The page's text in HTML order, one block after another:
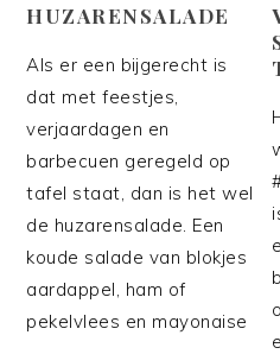
HUZARENSALADE
Als er een bijgerecht is
dat met feestjes,
verjaardagen en
barbecuen geregeld op
tafel staat, dan is het wel
de huzarensalade. Een
koude salade van blokjes
aardappel, ham of
pekelvlees en mayonaise